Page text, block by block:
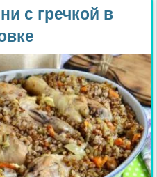
с гречкой в